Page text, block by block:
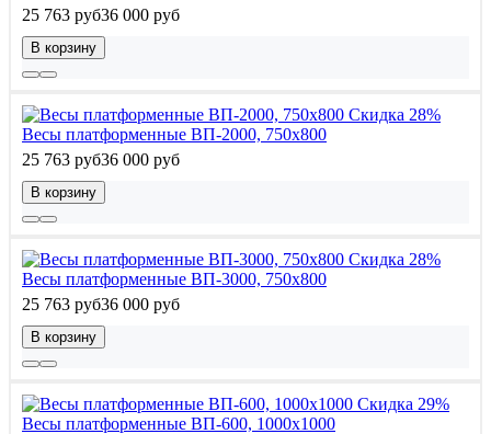
25 763 руб36 000 руб
В корзину
Скидка 28%
Весы платформенные ВП-2000, 750x800
25 763 руб36 000 руб
В корзину
Скидка 28%
Весы платформенные ВП-3000, 750x800
25 763 руб36 000 руб
В корзину
Скидка 29%
Весы платформенные ВП-600, 1000x1000